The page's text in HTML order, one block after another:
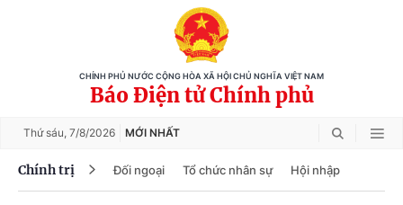
CHÍNH PHỦ NƯỚC CỘNG HÒA XÃ HỘI CHỦ NGHĨA VIỆT NAM
Báo Điện tử Chính phủ
Thứ sáu, 7/8/2026 MỚI NHẤT
Chính trị Đối ngoại Tổ chức nhân sự Hội nhập